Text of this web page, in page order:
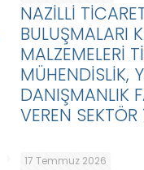
NAZİLLİ
BULUŞMALARI
MALZEMELERİ
MÜHENDİSLİK,
DANIŞMANLIK
VEREN
17 Temmuz 2026